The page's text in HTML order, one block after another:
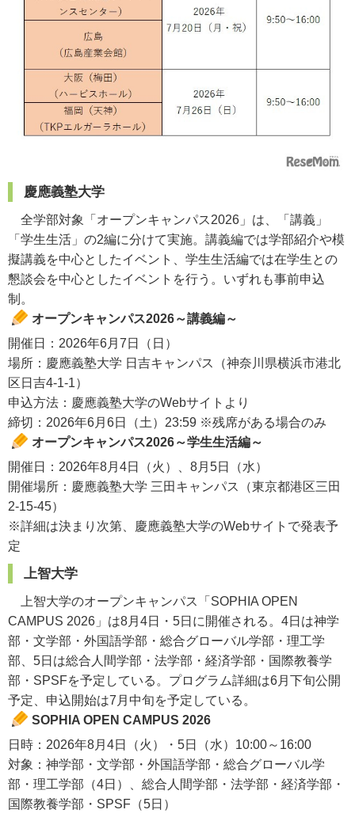
慶應義塾大学
全学部対象「オープンキャンパス2026」は、「講義」
「学生生活」の2編に分けて実施。講義編では学部紹介や模
擬講義を中心としたイベント、学生生活編では在学生との
懇談会を中心としたイベントを行う。いずれも事前申込
制。
オープンキャンパス2026～講義編～
開催日：2026年6月7日（日）
場所：慶應義塾大学 日吉キャンパス（神奈川県横浜市港北
区日吉4-1-1）
申込方法：慶應義塾大学のWebサイトより
締切：2026年6月6日（土）23:59 ※残席がある場合のみ
オープンキャンパス2026～学生生活編～
開催日：2026年8月4日（火）、8月5日（水）
開催場所：慶應義塾大学 三田キャンパス（東京都港区三田
2-15-45）
※詳細は決まり次第、慶應義塾大学のWebサイトで発表予
定
上智大学
上智大学のオープンキャンパス「SOPHIA OPEN
CAMPUS 2026」は8月4日・5日に開催される。4日は神学
部・文学部・外国語学部・総合グローバル学部・理工学
部、5日は総合人間学部・法学部・経済学部・国際教養学
部・SPSFを予定している。プログラム詳細は6月下旬公開
予定、申込開始は7月中旬を予定している。
SOPHIA OPEN CAMPUS 2026
日時：2026年8月4日（火）・5日（水）10:00～16:00
対象：神学部・文学部・外国語学部・総合グローバル学
部・理工学部（4日）、総合人間学部・法学部・経済学部・
国際教養学部・SPSF（5日）